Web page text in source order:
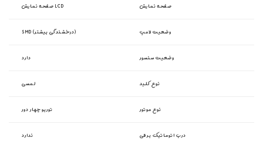
صفحه نمایش LCD صفحه نمایش
SMD (درخشندگی بیشتر) وضعیت لامپ
دارد وضعیت سنسور
لمسی نوع کلید
توربو چهار دور نوع موتور
ندارد درب اتوماتیک برقی